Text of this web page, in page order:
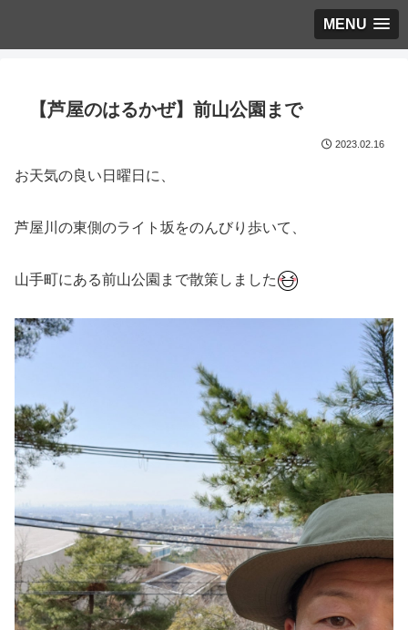
MENU
【芦屋のはるかぜ】前山公園まで
2023.02.16
お天気の良い日曜日に、
芦屋川の東側のライト坂をのんびり歩いて、
山手町にある前山公園まで散策しました